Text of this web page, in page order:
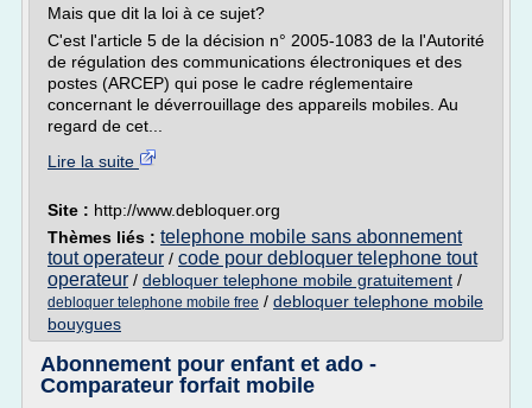
Mais que dit la loi à ce sujet?
C'est l'article 5 de la décision n° 2005-1083 de la l'Autorité
de régulation des communications électroniques et des
postes (ARCEP) qui pose le cadre réglementaire
concernant le déverrouillage des appareils mobiles. Au
regard de cet...
Lire la suite
Site : http://www.debloquer.org
Thèmes liés : telephone mobile sans abonnement
tout operateur / code pour debloquer telephone tout
operateur / debloquer telephone mobile gratuitement /
debloquer telephone mobile free / debloquer telephone mobile
bouygues
Abonnement pour enfant et ado -
Comparateur forfait mobile